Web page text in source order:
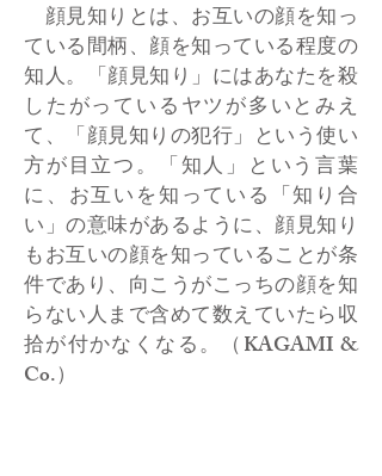
顔見知りとは、お互いの顔を知っ
ている間柄、顔を知っている程度の
知人。「顔見知り」にはあなたを殺
したがっているヤツが多いとみえ
て、「顔見知りの犯行」という使い
方が目立つ。「知人」という言葉
に、お互いを知っている「知り合
い」の意味があるように、顔見知り
もお互いの顔を知っていることが条
件であり、向こうがこっちの顔を知
らない人まで含めて数えていたら収
拾が付かなくなる。（KAGAMI &
Co.）